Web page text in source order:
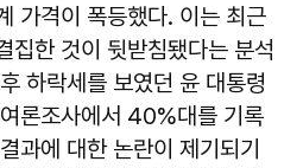
가격이 폭등했다. 이는 최근
집한 것이 뒷받침됐다는 분석
하락세를 보였던 윤 대통령
론조사에서 40%대를 기록
과에 대한 논란이 제기되기